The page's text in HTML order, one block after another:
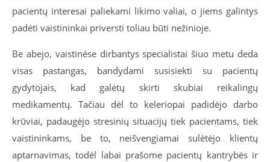
pacientų interesai paliekami likimo valiai, o jiems galintys
padėti vaistininkai priversti toliau būti nežinioje.
Be abejo, vaistinėse dirbantys specialistai šiuo metu deda
visas pastangas, bandydami susisiekti su pacientų
gydytojais, kad galėtų skirti skubiai reikalingų
medikamentų. Tačiau dėl to keleriopai padidėjo darbo
krūviai, padaugėjo stresinių situacijų tiek pacientams, tiek
vaistininkams, be to, neišvengiamai sulėtėjo klientų
aptarnavimas, todėl labai prašome pacientų kantrybės ir